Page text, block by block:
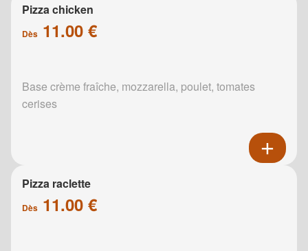
Pizza chicken
Dès 11.00 €
Base crème fraîche, mozzarella, poulet, tomates
cerises
Pizza raclette
Dès 11.00 €